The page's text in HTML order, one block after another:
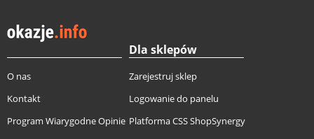
O nas
Kontakt
Program Wiarygodne Opinie
Dla sklepów
Zarejestruj sklep
Logowanie do panelu
Platforma CSS ShopSynergy